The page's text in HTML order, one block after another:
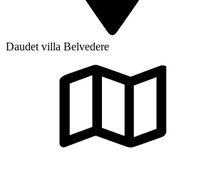
Daudet villa Belvedere